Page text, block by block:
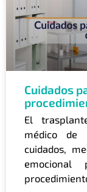
Cuidados
El
médico de
cuidados,